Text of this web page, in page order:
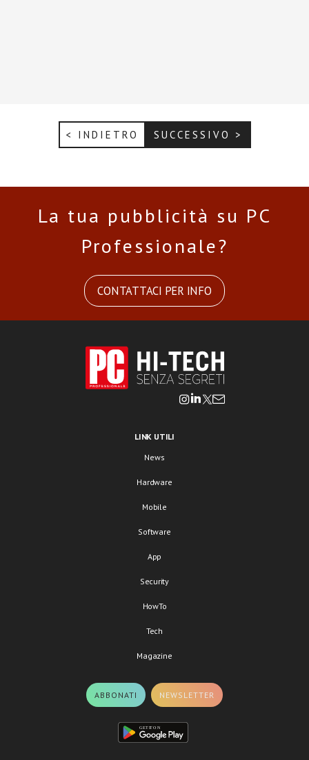
< INDIETRO SUCCESSIVO >
La tua pubblicità su PC
Professionale?
CONTATTACI PER INFO
LINK UTILI
News
Hardware
Mobile
Software
App
Security
HowTo
Tech
Magazine
ABBONATI NEWSLETTER